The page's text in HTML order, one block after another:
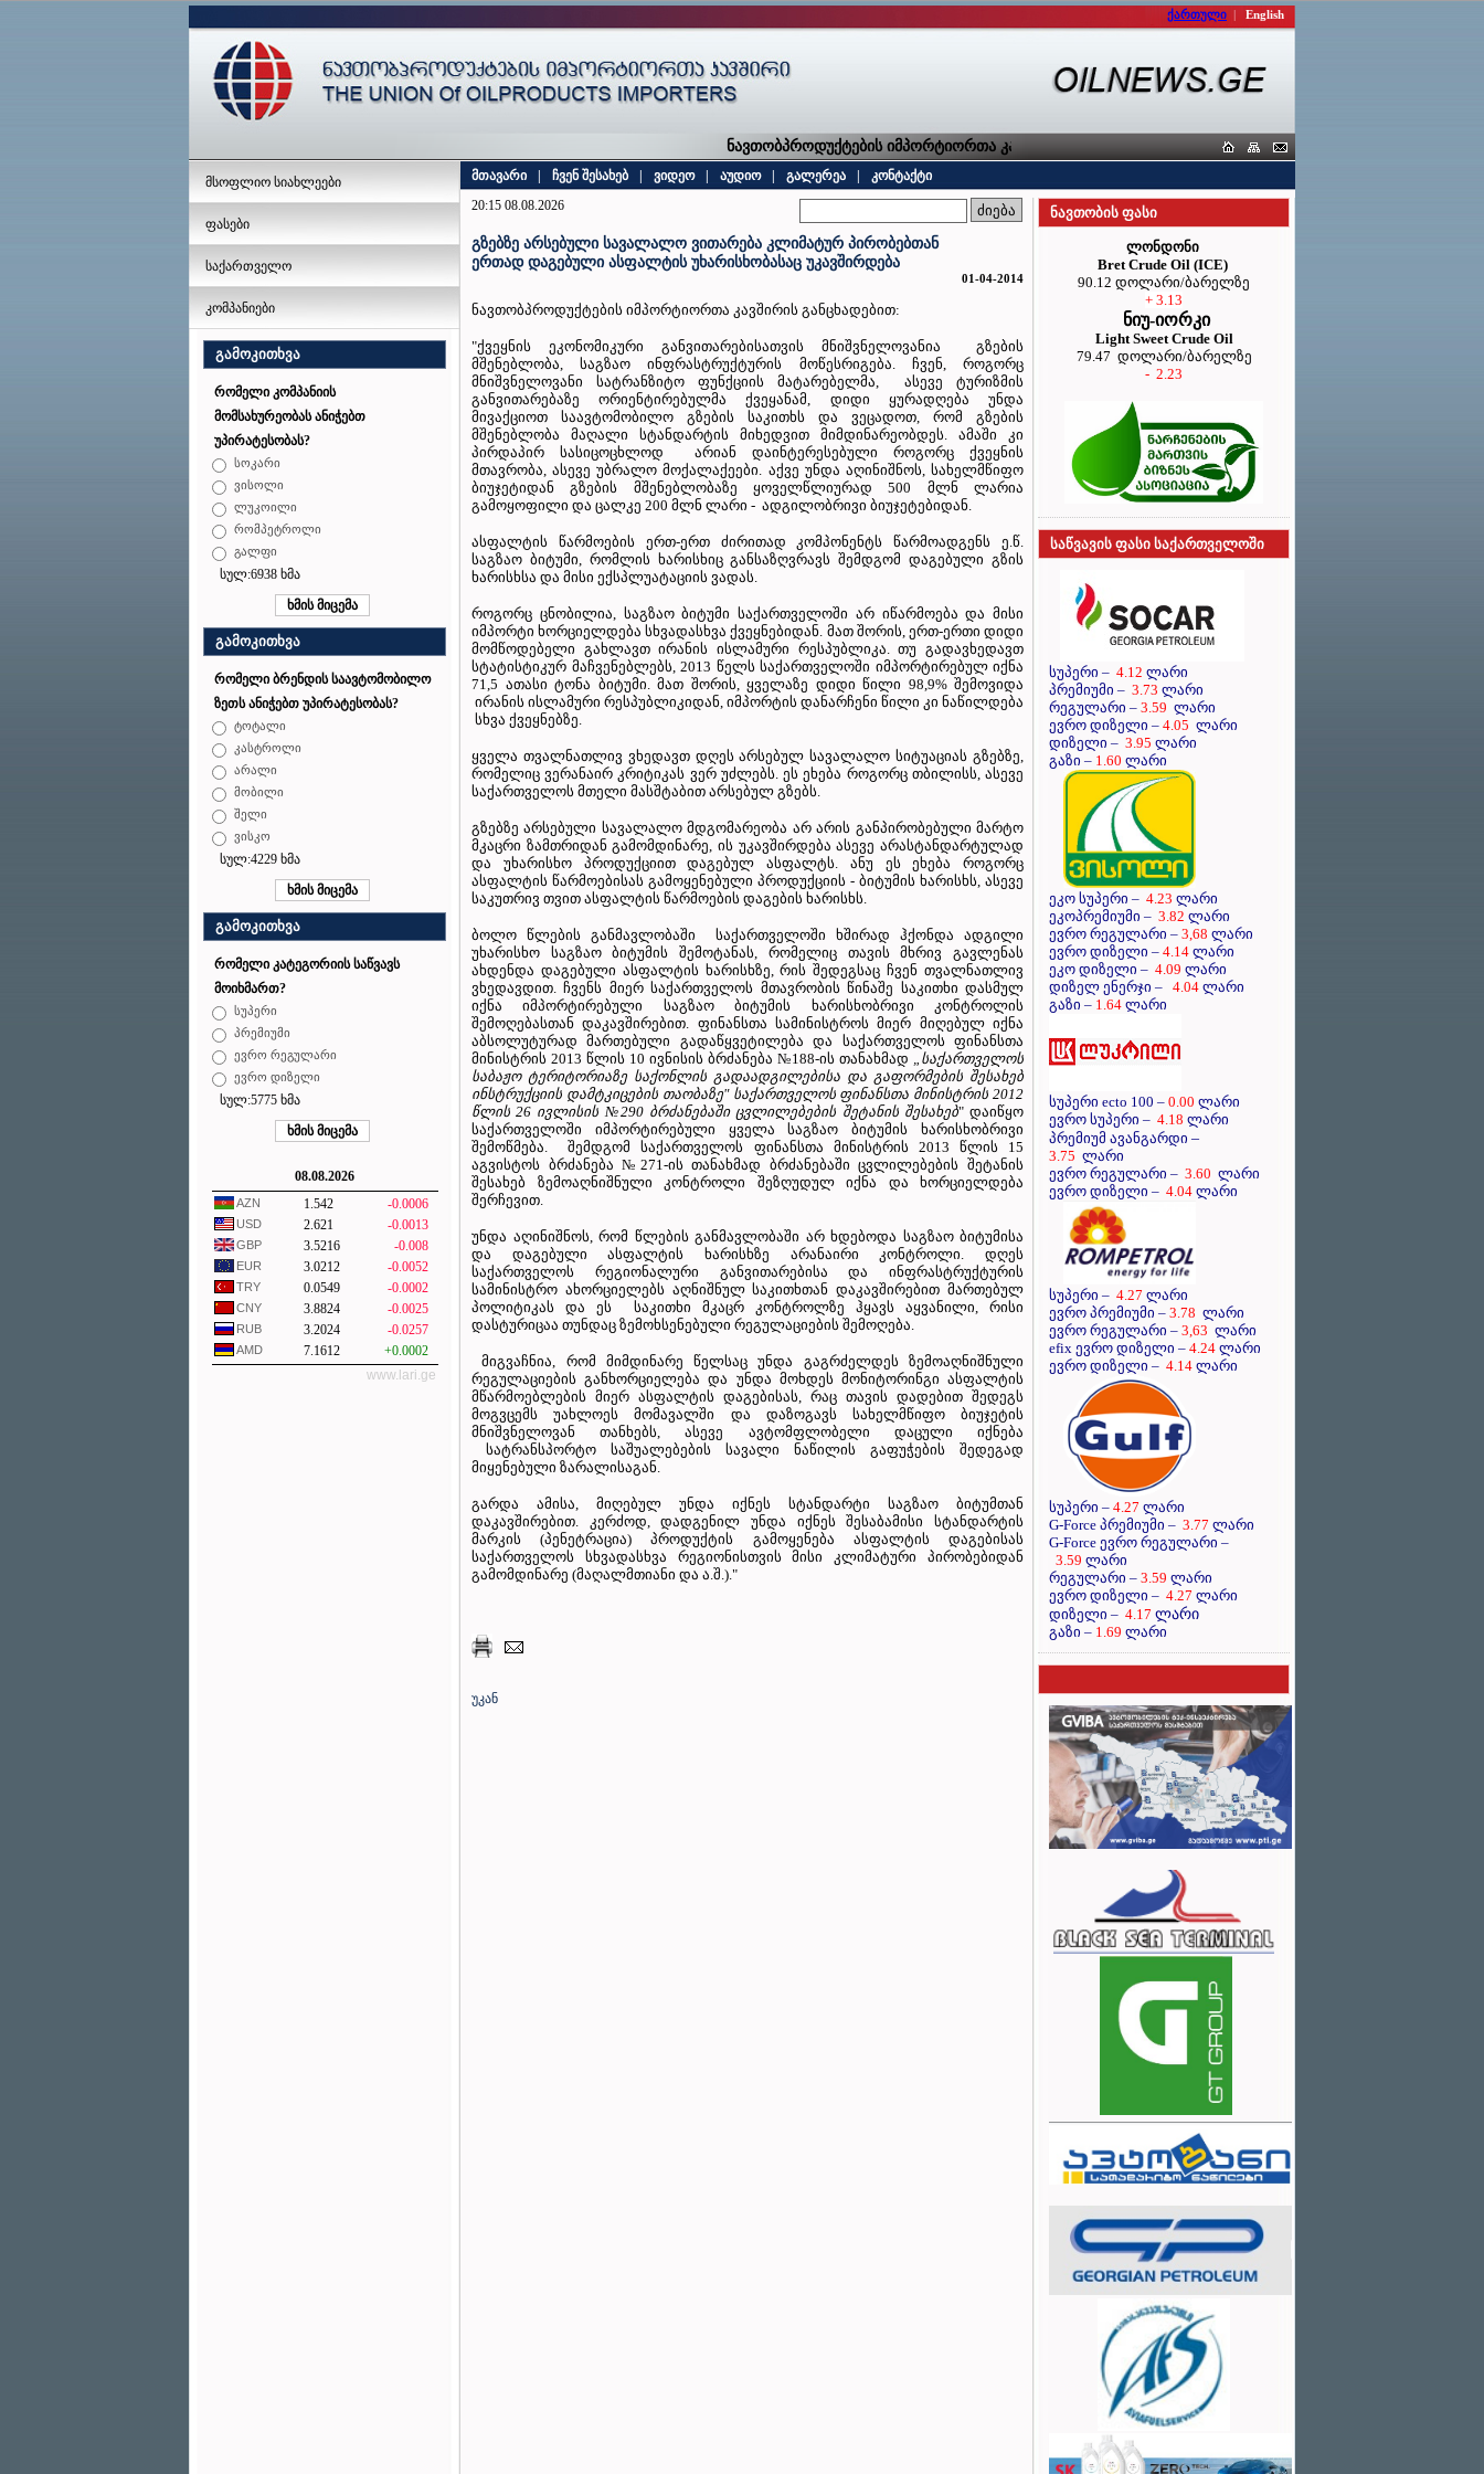
ქართული | English
ნავთობპროდუქტების იმპორტიორთა კავშირი
მსოფლიო სიახლეები
ფასები
საქართველო
კომპანიები
გამოკითხვა
რომელი კომპანიის
მომსახურეობას ანიჭებთ
უპირატესობას?
სოკარი
ვისოლი
ლუკოილი
რომპეტროლი
გალფი
სულ:6938 ხმა
გამოკითხვა
რომელი ბრენდის საავტომობილო
ზეთს ანიჭებთ უპირატესობას?
ტოტალი
კასტროლი
არალი
მობილი
შელი
ვისკო
სულ:4229 ხმა
გამოკითხვა
რომელი კატეგორიის საწვავს
მოიხმართ?
სუპერი
პრემიუმი
ევრო რეგულარი
ევრო დიზელი
სულ:5775 ხმა
08.08.2026
AZN 1.542 -0.0006
USD 2.621 -0.0013
GBP 3.5216 -0.008
EUR 3.0212 -0.0052
TRY 0.0549 -0.0002
CNY 3.8824 -0.0025
RUB 3.2024 -0.0257
AMD 7.1612
+0.0002
www.lari.ge
მთავარი ჩვენ შესახებ ვიდეო აუდიო გალერეა
კონტაქტი
20:15 08.08.2026
გზებზე არსებული სავალალო ვითარება კლიმატურ პირობებთან
ერთად დაგებული ასფალტის უხარისხობასაც უკავშირდება
01-04-2014
ნავთობპროდუქტების იმპორტიორთა კავშირის განცხადებით:
"ქვეყნის ეკონომიკური განვითარებისათვის მნიშვნელოვანია გზების
მშენებლობა, საგზაო ინფრასტრუქტურის მოწესრიგება. ჩვენ, როგორც
მნიშვნელოვანი სატრანზიტო ფუნქციის მატარებელმა, ასევე ტურიზმის
განვითარებაზე ორიენტირებულმა ქვეყანამ, დიდი ყურადღება უნდა
მივაქციოთ საავტომობილო გზების საკითხს და ვეცადოთ, რომ გზების
მშენებლობა მაღალი სტანდარტის მიხედვით მიმდინარეობდეს. ამაში კი
პირდაპირ სასიცოცხლოდ არიან დაინტერესებული როგორც ქვეყნის
მთავრობა, ასევე უბრალო მოქალაქეები. აქვე უნდა აღინიშნოს, სახელმწიფო
ბიუჯეტიდან გზების მშენებლობაზე ყოველწლიურად 500 მლნ ლარია
გამოყოფილი და ცალკე 200 მლნ ლარი - ადგილობრივი ბიუჯეტებიდან.
ასფალტის წარმოების ერთ-ერთ ძირითად კომპონენტს წარმოადგენს ე.წ.
საგზაო ბიტუმი, რომლის ხარისხიც განსაზღვრავს შემდგომ დაგებული გზის
ხარისხსა და მისი ექსპლუატაციის ვადას.
როგორც ცნობილია, საგზაო ბიტუმი საქართველოში არ იწარმოება და მისი
იმპორტი ხორციელდება სხვადასხვა ქვეყნებიდან. მათ შორის, ერთ-ერთი დიდი
მომწოდებელი გახლავთ ირანის ისლამური რესპუბლიკა. თუ გადავხედავთ
სტატისტიკურ მაჩვენებლებს, 2013 წელს საქართველოში იმპორტირებულ იქნა
71,5 ათასი ტონა ბიტუმი. მათ შორის, ყველაზე დიდი წილი 98,9% შემოვიდა
ირანის ისლამური რესპუბლიკიდან, იმპორტის დანარჩენი წილი კი ნაწილდება
სხვა ქვეყნებზე.
ყველა თვალნათლივ ვხედავთ დღეს არსებულ სავალალო სიტუაციას გზებზე,
რომელიც ვერანაირ კრიტიკას ვერ უძლებს. ეს ეხება როგორც თბილისს, ასევე
საქართველოს მთელი მასშტაბით არსებულ გზებს.
გზებზე არსებული სავალალო მდგომარეობა არ არის განპირობებული მარტო
მკაცრი ზამთრიდან გამომდინარე, ის უკავშირდება ასევე არასტანდარტულად
და უხარისხო პროდუქციით დაგებულ ასფალტს. ანუ ეს ეხება როგორც
ასფალტის წარმოებისას გამოყენებული პროდუქციის - ბიტუმის ხარისხს, ასევე
საკუთრივ თვით ასფალტის წარმოების დაგების ხარისხს.
ბოლო წლების განმავლობაში საქართველოში ხშირად ჰქონდა ადგილი
უხარისხო საგზაო ბიტუმის შემოტანას, რომელიც თავის მხრივ გავლენას
ახდენდა დაგებული ასფალტის ხარისხზე, რის შედეგსაც ჩვენ თვალნათლივ
ვხედავდით. ჩვენს მიერ საქართველოს მთავრობის წინაშე საკითხი დასმულ
იქნა იმპორტირებული საგზაო ბიტუმის ხარისხობრივი კონტროლის
შემოღებასთან დაკავშირებით. ფინანსთა სამინისტროს მიერ მიღებულ იქნა
აბსოლუტურად მართებული გადაწყვეტილება და საქართველოს ფინანსთა
მინისტრის 2013 წლის 10 ივნისის ბრძანება №188-ის თანახმად
„საქართველოს
საბაჟო ტერიტორიაზე საქონლის გადაადგილებისა და გაფორმების შესახებ
ინსტრუქციის დამტკიცების თაობაზე" საქართველოს ფინანსთა მინისტრის 2012
წლის 26 ივლისის №290 ბრძანებაში ცვლილებების შეტანის შესახებ" დაიწყო
საქართველოში იმპორტირებული ყველა საგზაო ბიტუმის ხარისხობრივი
შემოწმება. შემდგომ საქართველოს ფინანსთა მინისტრის 2013 წლის 15
აგვისტოს ბრძანება №271-ის თანახმად ბრძანებაში ცვლილებების შეტანის
შესახებ ზემოაღნიშნული კონტროლი შეზღუდულ იქნა და ხორციელდება
შერჩევით.
უნდა აღინიშნოს, რომ წლების განმავლობაში არ ხდებოდა საგზაო ბიტუმისა
და დაგებული ასფალტის ხარისხზე არანაირი კონტროლი. დღეს
საქართველოს რეგიონალური განვითარებისა და ინფრასტრუქტურის
სამინისტრო ახორციელებს აღნიშნულ საკითხთან დაკავშირებით მართებულ
პოლიტიკას და ეს საკითხი მკაცრ კონტროლზე ჰყავს აყვანილი, რისი
დასტურიცაა თუნდაც ზემოხსენებული რეგულაციების შემოღება.
მიგვაჩნია, რომ მიმდინარე წელსაც უნდა გაგრძელდეს ზემოაღნიშნული
რეგულაციების განხორციელება და უნდა მოხდეს მონიტორინგი ასფალტის
მწარმოებლების მიერ ასფალტის დაგებისას, რაც თავის დადებით შედეგს
მოგვცემს უახლოეს მომავალში და დაზოგავს სახელმწიფო ბიუჯეტის
მნიშვნელოვან თანხებს, ასევე ავტომფლობელი დაცული იქნება
სატრანსპორტო საშუალებების სავალი ნაწილის გაფუჭების შედეგად
მიყენებული ზარალისაგან.
გარდა ამისა, მიღებულ უნდა იქნეს სტანდარტი საგზაო ბიტუმთან
დაკავშირებით. კერძოდ, დადგენილ უნდა იქნეს შესაბამისი სტანდარტის
მარკის (პენეტრაცია) პროდუქტის გამოყენება ასფალტის დაგებისას
საქართველოს სხვადასხვა რეგიონისთვის მისი კლიმატური პირობებიდან
გამომდინარე (მაღალმთიანი და ა.შ.)."
უკან
ნავთობის ფასი
ლონდონი
Bret Crude Oil (ICE)
90.12 დოლარი/ბარელზე
+ 3.13
ნიუ-იორკი
Light Sweet Crude Oil
79.47 დოლარი/ბარელზე
- 2.23
საწვავის ფასი საქართველოში
სუპერი – 4.12 ლარი
პრემიუმი – 3.73 ლარი
რეგულარი – 3.59 ლარი
ევრო დიზელი – 4.05 ლარი
დიზელი – 3.95 ლარი
გაზი – 1.60 ლარი
ეკო სუპერი – 4.23 ლარი
ეკოპრემიუმი – 3.82 ლარი
ევრო რეგულარი – 3,68 ლარი
ევრო დიზელი – 4.14 ლარი
ეკო დიზელი – 4.09 ლარი
დიზელ ენერჯი – 4.04 ლარი
გაზი – 1.64 ლარი
სუპერი ecto 100 – 0.00 ლარი
ევრო სუპერი – 4.18 ლარი
პრემიუმ ავანგარდი –
3.75 ლარი
ევრო რეგულარი – 3.60 ლარი
ევრო დიზელი – 4.04 ლარი
სუპერი – 4.27 ლარი
ევრო პრემიუმი – 3.78 ლარი
ევრო რეგულარი – 3,63 ლარი
efix ევრო დიზელი – 4.24 ლარი
ევრო დიზელი – 4.14 ლარი
სუპერი – 4.27 ლარი
G-Force პრემიუმი – 3.77 ლარი
G-Force ევრო რეგულარი –
3.59 ლარი
რეგულარი – 3.59 ლარი
ევრო დიზელი – 4.27 ლარი
დიზელი – 4.17 ლარი
გაზი – 1.69 ლარი